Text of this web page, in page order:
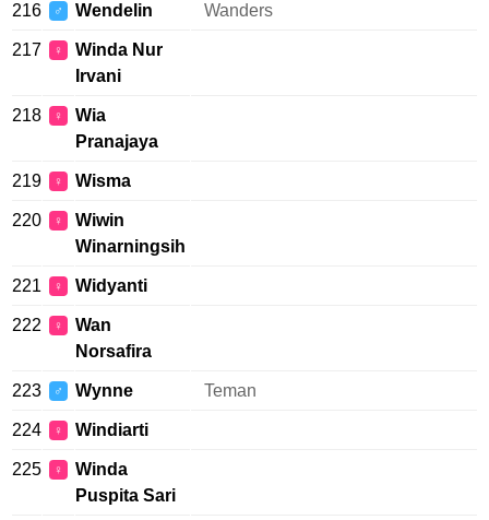
216 ♂ Wendelin Wanders
217 ♀
Winda Nur
Irvani
218 ♀
Wia
Pranajaya
219 ♀ Wisma
220 ♀
Wiwin
Winarningsih
221 ♀ Widyanti
222 ♀
Wan
Norsafira
223 ♂ Wynne Teman
224 ♀ Windiarti
225 ♀
Winda
Puspita Sari